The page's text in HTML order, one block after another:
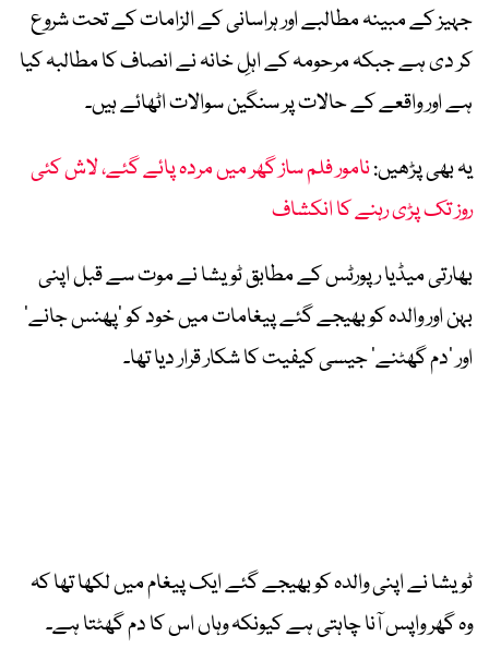
جہیز کے مبینہ مطالبے اور ہراسانی کے الزامات کے تحت شروع
کر دی ہے جبکہ مرحومہ کے اہلِ خانہ نے انصاف کا مطالبہ کیا
ہے اور واقعے کے حالات پر سنگین سوالات اٹھائے ہیں۔
یہ بھی پڑھیں:نامور فلم ساز گھر میں مردہ پائے گئے، لاش کئی
روز تک پڑی رہنے کا انکشاف
بھارتی میڈیا رپورٹس کے مطابق ٹویشا نے موت سے قبل اپنی
بہن اور والدہ کو بھیجے گئے پیغامات میں خود کو ’پھنس جانے‘
اور ’دم گھٹنے‘ جیسی کیفیت کا شکار قرار دیا تھا۔
ٹویشا نے اپنی والدہ کو بھیجے گئے ایک پیغام میں لکھا تھا کہ
وہ گھر واپس آنا چاہتی ہے کیونکہ وہاں اس کا دم گھٹتا ہے۔